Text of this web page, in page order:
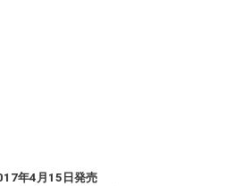
年4月15日発売